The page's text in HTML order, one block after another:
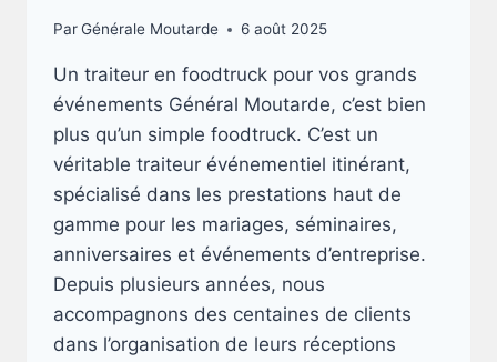
ParGénérale Moutarde 6 août 2025
Un traiteur en foodtruck pour vos grands
événements Général Moutarde, c’est bien
plus qu’un simple foodtruck. C’est un
véritable traiteur événementiel itinérant,
spécialisé dans les prestations haut de
gamme pour les mariages, séminaires,
anniversaires et événements d’entreprise.
Depuis plusieurs années, nous
accompagnons des centaines de clients
dans l’organisation de leurs réceptions